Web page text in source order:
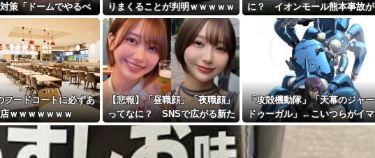
プール南野がバースデーゴール！！
Powered by livedoor 相互RSS
策「ドームでやるべ
き」
りまくることが判明ｗｗｗｗｗ
ｗｗｗｗｗｗｗｗｗｗｗｗｗｗ
ｗｗｗｗｗｗ
に？ イオンモール熊本事故が
突きつけた危機管理の盲点
フードコートに必ずあ
ｗｗｗｗｗｗｗ
【悲報】「昼職顔」「夜職顔」
ってなに？ SNSで広がる新た
なルッキズム論争ｗｗｗｗｗｗ
ｗ
「攻殻機動隊」「天幕のジャー
ドゥーガル」←こいつらがイマ
イチ人気出ない理由w